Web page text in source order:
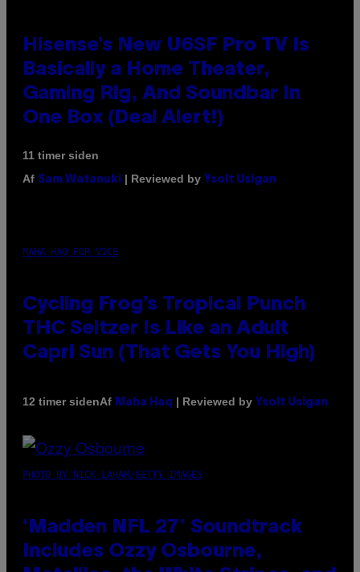
Hisense’s New U6SF Pro TV Is
Basically a Home Theater,
Gaming Rig, And Soundbar In
One Box (Deal Alert!)
11 timer siden
Af Sam Watanuki | Reviewed by Ysolt Usigan
MAHA HAQ FOR VICE
Cycling Frog’s Tropical Punch
THC Seltzer Is Like an Adult
Capri Sun (That Gets You High)
12 timer sidenAf Maha Haq | Reviewed by Ysolt Usigan
PHOTO BY NICK LAHAM/GETTY IMAGES
‘Madden NFL 27’ Soundtrack
Includes Ozzy Osbourne,